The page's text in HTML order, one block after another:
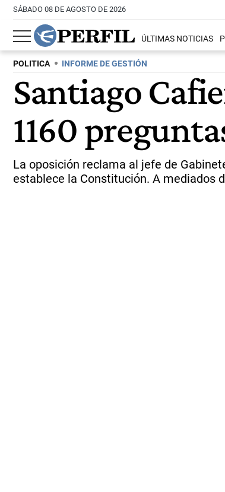
SÁBADO 08 DE AGOSTO DE 2026
ÚLTIMAS NOTICIAS
POLITICA INFORME DE GESTIÓN
Santiago
1160
La oposición reclama al jefe de
establece la Constitución. A mediados